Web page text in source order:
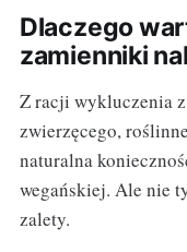
Dlaczego
zamienniki
Z racji wykluczenia
zwierzęcego,
naturalna
wegańskiej. Ale nie
zalety.